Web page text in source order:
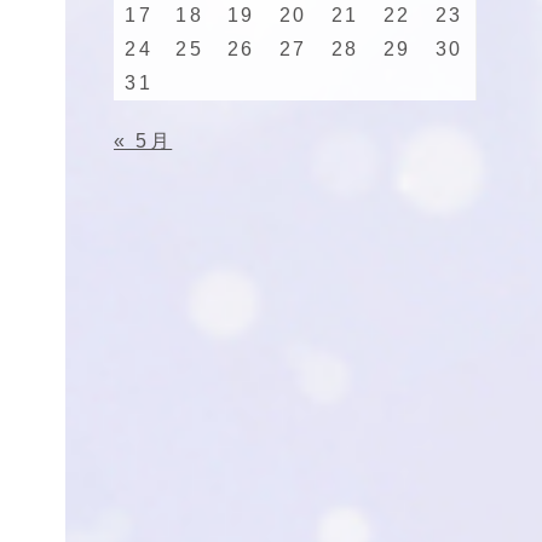
17 18 19 20 21 22
23
24
25 26 27 28 29
30
31
« 5月